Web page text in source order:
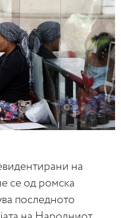
на
се од ромска
последното